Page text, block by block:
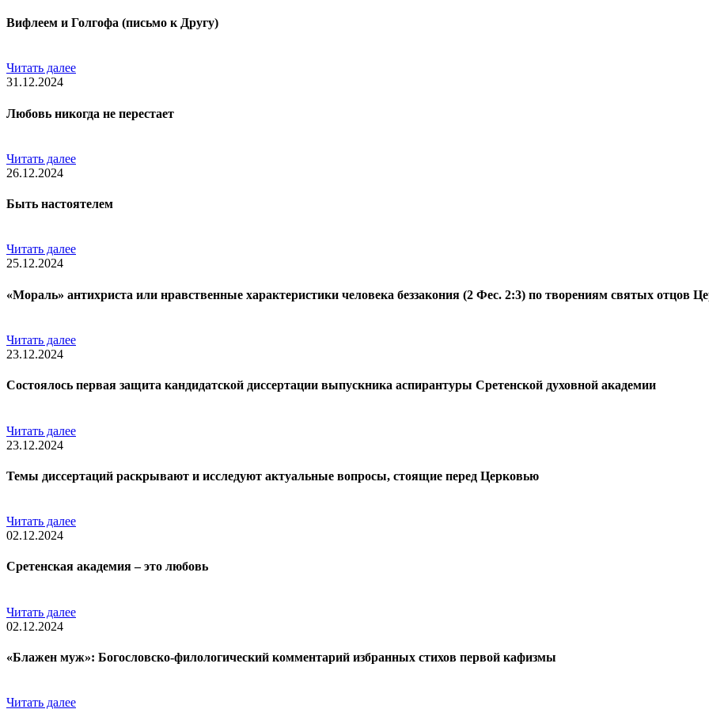
Вифлеем и Голгофа (письмо к Другу)
Читать далее
31.12.2024
Любовь никогда не перестает
Читать далее
26.12.2024
Быть настоятелем
Читать далее
25.12.2024
«Мораль» антихриста или нравственные характеристики человека беззакония (2 Фес. 2:3) по творениям святых отцов
Читать далее
23.12.2024
Состоялось первая защита кандидатской диссертации выпускника аспирантуры Сретенской духовной академии
Читать далее
23.12.2024
Темы диссертаций раскрывают и исследуют актуальные вопросы, стоящие перед Церковью
Читать далее
02.12.2024
Сретенская академия – это любовь
Читать далее
02.12.2024
«Блажен муж»: Богословско-филологический комментарий избранных стихов первой кафизмы
Читать далее